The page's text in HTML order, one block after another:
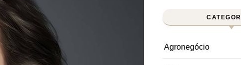
Agronegócio